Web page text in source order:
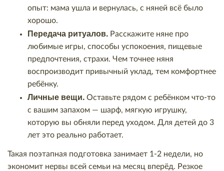
опыт: мама ушла и вернулась, с няней всё было
хорошо.
Передача ритуалов. Расскажите няне про
любимые игры, способы успокоения, пищевые
предпочтения, страхи. Чем точнее няня
воспроизводит привычный уклад, тем комфортнее
ребёнку.
Личные вещи. Оставьте рядом с ребёнком что-то
с вашим запахом — шарф, мягкую игрушку,
которую вы обняли перед уходом. Для детей до 3
лет это реально работает.
Такая поэтапная подготовка занимает 1-2 недели, но
экономит нервы всей семьи на месяц вперёд. Резкое